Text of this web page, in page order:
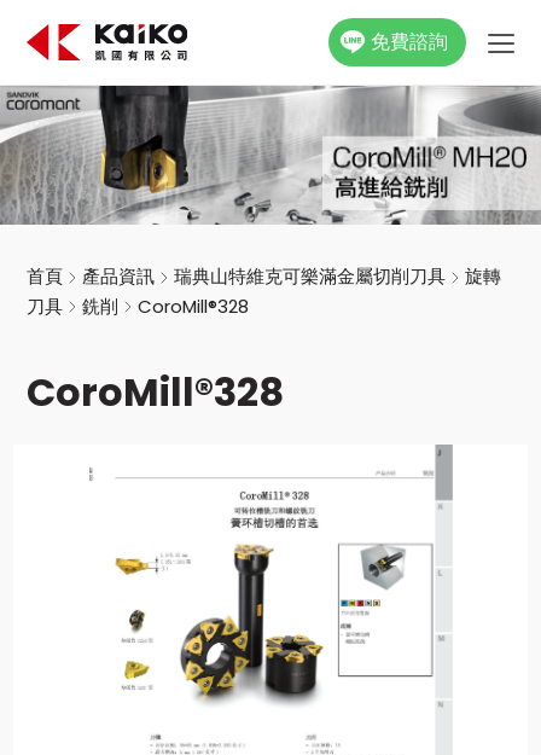
免費諮詢
關於凱國
產品資訊
最新消息
影片專區
聯絡我們
首頁 產品資訊 瑞典山特維克可樂滿金屬切削刀具
旋轉
刀具
銑削 CoroMill®328
CoroMill®328